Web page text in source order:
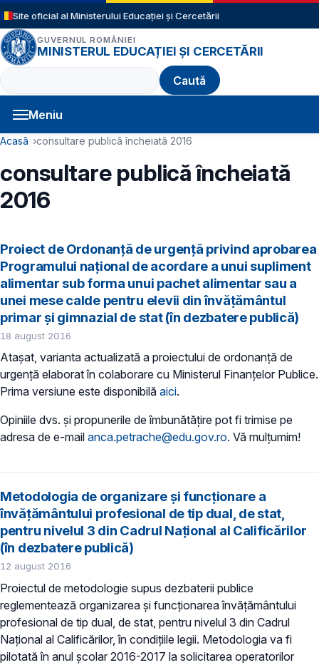
Sari la conținutul principal
Site oficial al Ministerului Educației și Cercetării
GUVERNUL ROMÂNIEI
MINISTERUL EDUCAȚIEI ȘI CERCETĂRII
Caută
Meniu
Navigație principală
Cale de navigare
Acasă consultare publică încheiată 2016
consultare publică încheiată
2016
Proiect de Ordonanţă de urgenţă privind aprobarea
Programului naţional de acordare a unui supliment
alimentar sub forma unui pachet alimentar sau a
unei mese calde pentru elevii din învăţământul
primar şi gimnazial de stat (în dezbatere publică)
18 august 2016
Ataşat, varianta actualizată a proiectului de ordonanţă de
urgenţă elaborat în colaborare cu Ministerul Finanţelor Publice.
Prima versiune este disponibilă aici.
Opiniile dvs. şi propunerile de îmbunătăţire pot fi trimise pe
adresa de e-mail anca.petrache@edu.gov.ro. Vă mulţumim!
Metodologia de organizare şi funcţionare a
învăţământului profesional de tip dual, de stat,
pentru nivelul 3 din Cadrul Naţional al Calificărilor
(în dezbatere publică)
12 august 2016
Proiectul de metodologie supus dezbaterii publice
reglementează organizarea şi funcţionarea învăţământului
profesional de tip dual, de stat, pentru nivelul 3 din Cadrul
Naţional al Calificărilor, în condiţiile legii. Metodologia va fi
pilotată în anul şcolar 2016-2017 la solicitarea operatorilor